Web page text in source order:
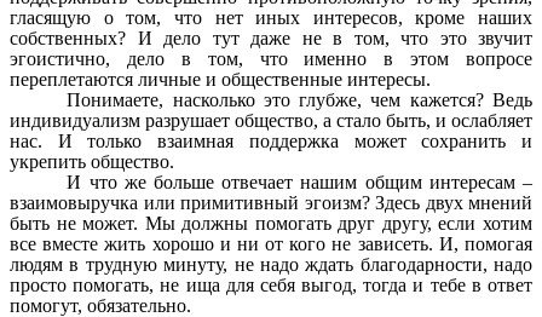
гласящую о том, что нет иных интересов, кроме наших
собственных? И дело тут даже не в том, что это звучит
эгоистично, дело в том, что именно в этом вопросе
переплетаются личные и общественные интересы.
Понимаете, насколько это глубже, чем кажется? Ведь
индивидуализм разрушает общество, а стало быть, и ослабляет
нас. И только взаимная поддержка может сохранить и
укрепить общество.
И что же больше отвечает нашим общим интересам –
взаимовыручка или примитивный эгоизм? Здесь двух мнений
быть не может. Мы должны помогать друг другу, если хотим
все вместе жить хорошо и ни от кого не зависеть. И, помогая
людям в трудную минуту, не надо ждать благодарности, надо
просто помогать, не ища для себя выгод, тогда и тебе в ответ
помогут, обязательно.